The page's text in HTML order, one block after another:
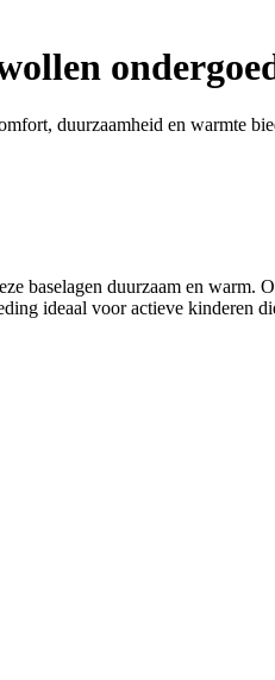
duurzaamheid en warmte
baselagen duurzaam en
ideaal voor actieve kinderen